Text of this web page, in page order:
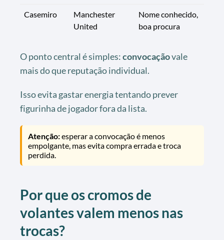
Casemiro
Manchester
United
Nome conhecido,
boa procura
O ponto central é simples:convocaçãovale
mais do que reputação individual.
Isso evita gastar energia tentando prever
figurinha de jogador fora da lista.
Atenção:esperar a convocação é menos
empolgante, mas evita compra errada e troca
perdida.
Por que os cromos de
volantes valem menos nas
trocas?